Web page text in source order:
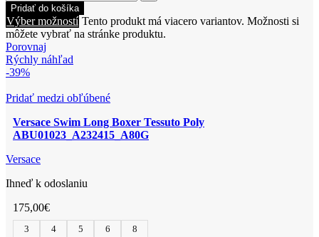
Pridať do košíka
Výber možností Tento produkt má viacero variantov. Možnosti si
môžete vybrať na stránke produktu.
Porovnaj
Rýchly náhľad
-39%
Pridať medzi obľúbené
Versace Swim Long Boxer Tessuto Poly
ABU01023_A232415_A80G
Versace
Ihneď k odoslaniu
175,00€
3 4 5 6 8